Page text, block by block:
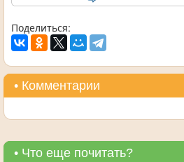
Поделиться:
• Комментарии
• Что еще почитать?